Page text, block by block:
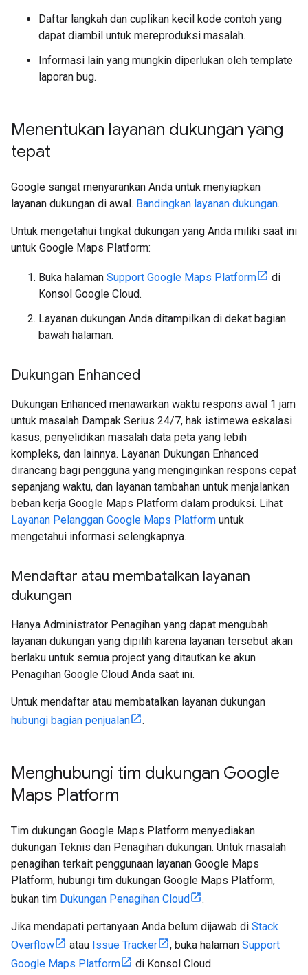
Daftar langkah dan cuplikan kecil kode contoh yang
dapat diambil untuk mereproduksi masalah.
Informasi lain yang mungkin diperlukan oleh template
laporan bug.
Menentukan layanan dukungan yang
tepat
Google sangat menyarankan Anda untuk menyiapkan
layanan dukungan di awal. Bandingkan layanan dukungan.
Untuk mengetahui tingkat dukungan yang Anda miliki saat ini
untuk Google Maps Platform:
Buka halaman Support Google Maps Platform
di
Konsol Google Cloud.
Layanan dukungan Anda ditampilkan di dekat bagian
bawah halaman.
Dukungan Enhanced
Dukungan Enhanced menawarkan waktu respons awal 1 jam
untuk masalah Dampak Serius 24/7, hak istimewa eskalasi
kasus, penyelidikan masalah data peta yang lebih
kompleks, dan lainnya. Layanan Dukungan Enhanced
dirancang bagi pengguna yang menginginkan respons cepat
sepanjang waktu, dan layanan tambahan untuk menjalankan
beban kerja Google Maps Platform dalam produksi. Lihat
Layanan Pelanggan Google Maps Platform untuk
mengetahui informasi selengkapnya.
Mendaftar atau membatalkan layanan
dukungan
Hanya Administrator Penagihan yang dapat mengubah
layanan dukungan yang dipilih karena layanan tersebut akan
berlaku untuk semua project yang ditautkan ke akun
Penagihan Google Cloud Anda saat ini.
Untuk mendaftar atau membatalkan layanan dukungan
hubungi bagian penjualan
.
Menghubungi tim dukungan Google
Maps Platform
Tim dukungan Google Maps Platform menyediakan
dukungan Teknis dan Penagihan dukungan. Untuk masalah
penagihan terkait penggunaan layanan Google Maps
Platform, hubungi tim dukungan Google Maps Platform,
bukan tim Dukungan Penagihan Cloud .
Jika mendapati pertanyaan Anda belum dijawab di Stack
Overflow
atau Issue Tracker , buka halaman Support
Google Maps Platform
di Konsol Cloud.